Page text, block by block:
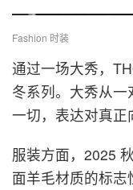
Fashion 时装
通过一场大秀，
冬系列。大秀从
一切，表达对真正
服装方面，2025
面羊毛材质的标